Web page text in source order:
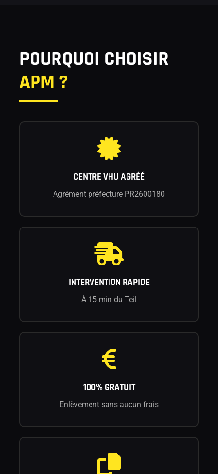
POURQUOI CHOISIR
APM ?
CENTRE VHU AGRÉÉ
Agrément préfecture PR2600180
INTERVENTION RAPIDE
À 15 min du Teil
100% GRATUIT
Enlèvement sans aucun frais